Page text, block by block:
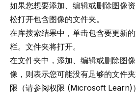
如果您想要添加、编辑或删除图像
松打开包含图像的文件夹。
在库搜索结果中，单击包含要更新
栏。文件夹将打开。
在文件夹中，添加、编辑或删除图
像，则表示您可能没有足够的文件
限（请参阅权限 (Microsoft Learn)